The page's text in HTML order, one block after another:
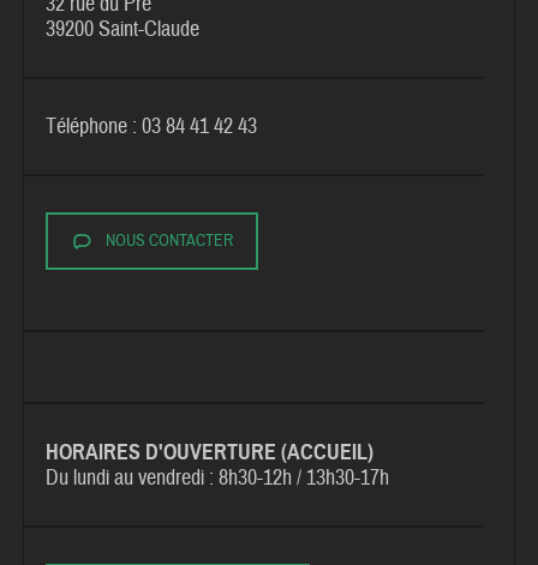
39200 Saint-Claude
Téléphone : 03 84 41 42 43
NOUS CONTACTER
HORAIRES D'OUVERTURE (ACCUEIL)
Du lundi au vendredi :8h30-12h / 13h30-17h